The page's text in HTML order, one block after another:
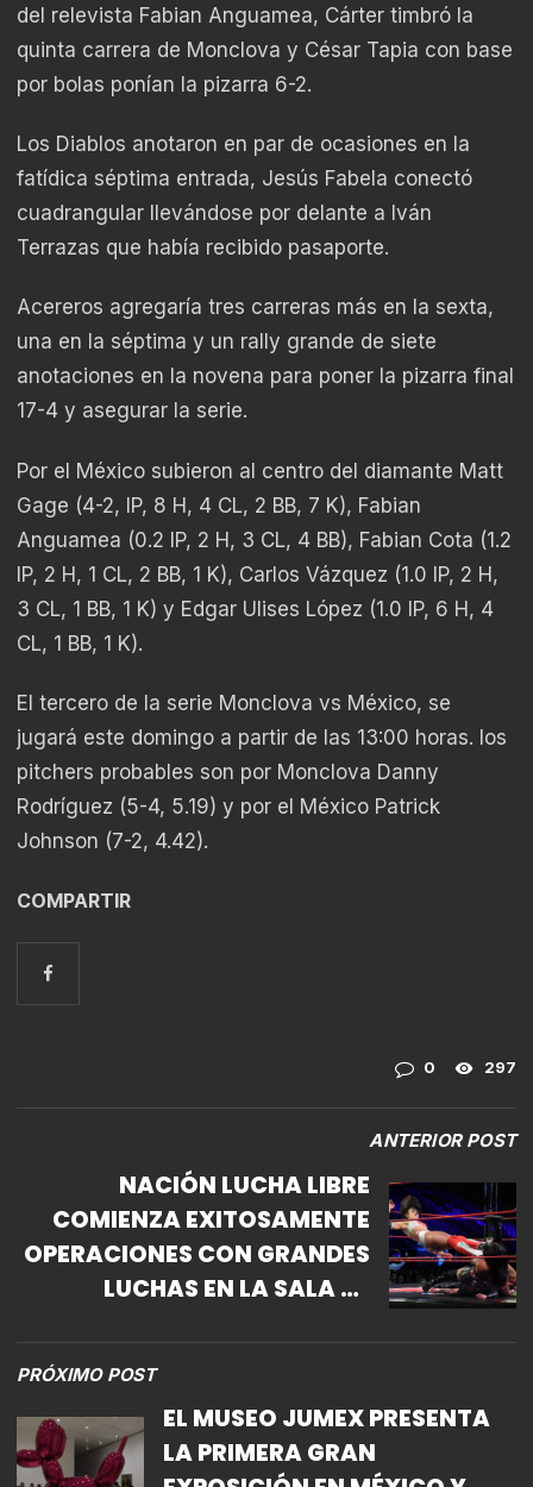
del relevista Fabian Anguamea, Cárter timbró la
quinta carrera de Monclova y César Tapia con base
por bolas ponían la pizarra 6-2.
Los Diablos anotaron en par de ocasiones en la
fatídica séptima entrada, Jesús Fabela conectó
cuadrangular llevándose por delante a Iván
Terrazas que había recibido pasaporte.
Acereros agregaría tres carreras más en la sexta,
una en la séptima y un rally grande de siete
anotaciones en la novena para poner la pizarra final
17-4 y asegurar la serie.
Por el México subieron al centro del diamante Matt
Gage (4-2, IP, 8 H, 4 CL, 2 BB, 7 K), Fabian
Anguamea (0.2 IP, 2 H, 3 CL, 4 BB), Fabian Cota (1.2
IP, 2 H, 1 CL, 2 BB, 1 K), Carlos Vázquez (1.0 IP, 2 H,
3 CL, 1 BB, 1 K) y Edgar Ulises López (1.0 IP, 6 H, 4
CL, 1 BB, 1 K).
El tercero de la serie Monclova vs México, se
jugará este domingo a partir de las 13:00 horas. los
pitchers probables son por Monclova Danny
Rodríguez (5-4, 5.19) y por el México Patrick
Johnson (7-2, 4.42).
COMPARTIR
0 297
ANTERIOR POST
NACIÓN LUCHA LIBRE
COMIENZA EXITOSAMENTE
OPERACIONES CON GRANDES
LUCHAS EN LA SALA DE
PRÓXIMO POST
EL MUSEO JUMEX PRESENTA
LA PRIMERA GRAN